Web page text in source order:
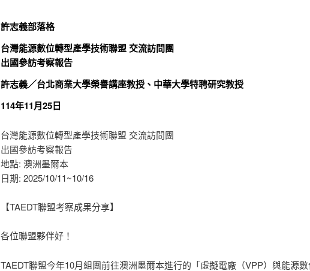
許志義部落格
台灣能源數位轉型產學技術聯盟 交流訪問團
出國參訪考察報告
許志義／台北商業大學榮譽講座教授、中華大學特聘研究教授
114年11月25日
台灣能源數位轉型產學技術聯盟 交流訪問團
出國參訪考察報告
地點: 澳洲墨爾本
日期: 2025/10/11~10/16
【TAEDT聯盟考察成果分享】
各位聯盟夥伴好！
TAEDT聯盟今年10月組團前往澳洲墨爾本進行的「虛擬電廠（VPP）與能源數